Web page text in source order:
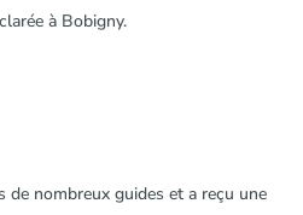
à Bobigny.
de nombreux guides et a reçu une